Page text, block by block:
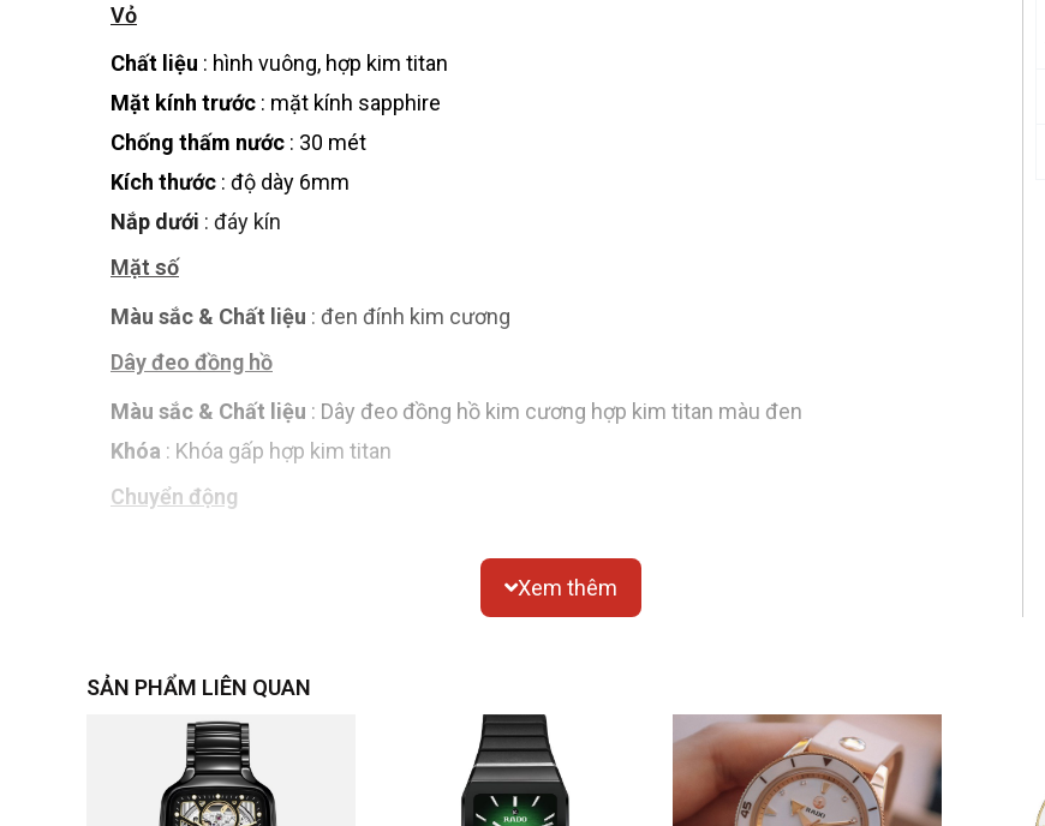
Vỏ
Chất liệu : hình vuông, hợp kim titan
Mặt kính trước : mặt kính sapphire
Chống thấm nước : 30 mét
Kích thước : độ dày 6mm
Nắp dưới : đáy kín
Mặt số
Màu sắc & Chất liệu : đen đính kim cương
Dây đeo đồng hồ
Màu sắc & Chất liệu : Dây đeo đồng hồ kim cương hợp kim titan màu đen
Khóa : Khóa gấp hợp kim titan
Chuyển động
Xem thêm
SẢN PHẨM LIÊN QUAN